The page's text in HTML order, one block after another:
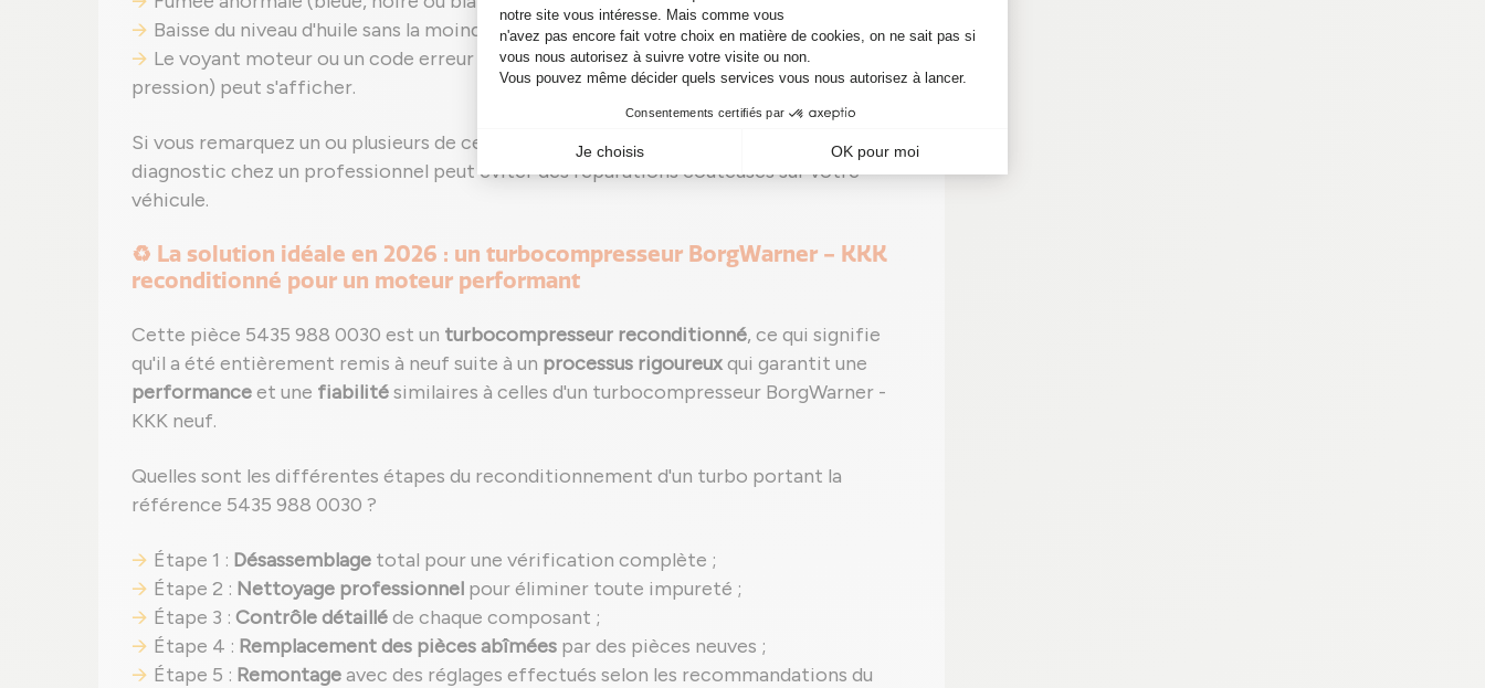
Baisse du niveau d'huile sans la moindre fuite visible ;
Le voyant moteur ou un code erreur spécifique (P0299 par exemple pour sous-
pression) peut s'afficher.
Si vous remarquez un ou plusieurs de ces signes, il est temps d'agir ! Un simple
diagnostic chez un professionnel peut éviter des réparations coûteuses sur votre
véhicule.
♻️ La solution idéale en 2026 : un turbocompresseur BorgWarner - KKK
reconditionné pour un moteur performant
Cette pièce 5435 988 0030 est un turbocompresseur reconditionné, ce qui signifie
qu'il a été entièrement remis à neuf suite à un processus rigoureuxqui garantit une
performanceet une fiabilitésimilaires à celles d'un turbocompresseur BorgWarner -
KKK neuf.
Quelles sont les différentes étapes du reconditionnement d'un turbo portant la
référence 5435 988 0030 ?
Étape 1 : Désassemblage total pour une vérification complète ;
Étape 2 : Nettoyage professionnel pour éliminer toute impureté ;
Étape 3 : Contrôle détailléde chaque composant ;
Étape 4 : Remplacement des pièces abîmées par des pièces neuves ;
Étape 5 : Remontageavec des réglages effectués selon les recommandations du